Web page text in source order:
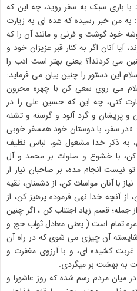
باری سبک به سفر روید، چه این که
به من خبر رسیده که عده ای به زیارت
خود گوشت و فرنی و مانند آن را که
آنان اگر به کنار قبر عزیزان خود و
می کردند!؟ یعنی بهتر است ادب را
این دستور را چنین بیان می فرماید:
می روی سعی کن با چهره محزون
کنی، چه این که حسین علی را در
پریشان و گرد آلود و گرسنه و تشنه
«در سفر، با دوستان خود همسفر خوبی
ذکر خدا مشغول شو، لباس نظيف
کن، با خشوع و صلوات بر محمد و آل
نیست انجام مده، بر صاحبان نیاز از
با آنان مواسات کن، از دشمنان، تقیه
آنچه خدا نهی فرموده پرهیز کن، از
جمله؛ قسم زیاد اجتناب کن ، اگر چنین
تمام است ( یعنی معادل ثواب حج و
آن چیزی می شوی که در راه آن
غربت کشیده ای، و با آرزوی مغفرت و
به بهشت بر میگردی.
میان مردم رسم شده که روز عاشورا و